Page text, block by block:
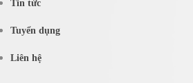
Tin tức
Tuyển dụng
Liên hệ